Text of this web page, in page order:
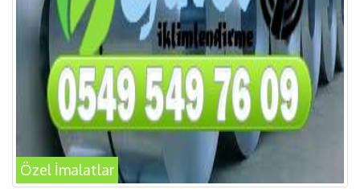
Özel İmalatlar